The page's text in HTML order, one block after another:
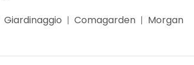
Giardinaggio Comagarden Morgan